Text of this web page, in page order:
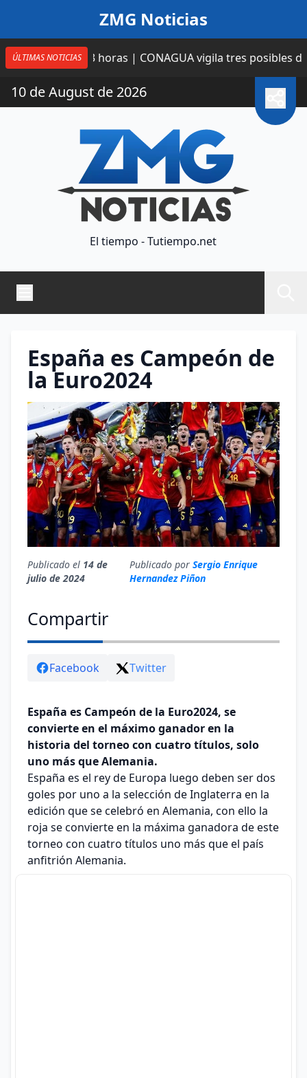
ZMG Noticias
ÚLTIMAS NOTICIAS13 horas | CONAGUA vigila tres posibles
10 de August de 2026
El tiempo - Tutiempo.net
España es Campeón de
la Euro2024
Publicado el 14 de
julio de 2024
Publicado por Sergio Enrique
Hernandez Piñon
Compartir
Facebook Twitter
España es Campeón de la Euro2024, se
convierte en el máximo ganador en la
historia del torneo con cuatro títulos, solo
uno más que Alemania.
España es el rey de Europa luego deben ser dos
goles por uno a la selección de Inglaterra en la
edición que se celebró en Alemania, con ello la
roja se convierte en la máxima ganadora de este
torneo con cuatro títulos uno más que el país
anfitrión Alemania.